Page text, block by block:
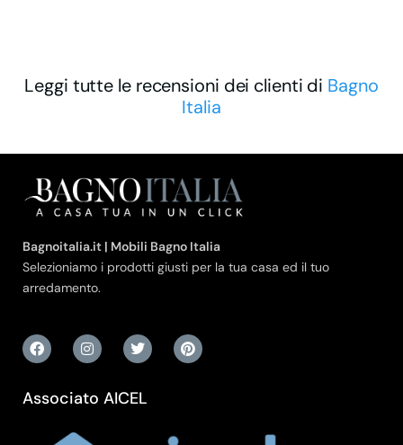
Leggi tutte le recensioni dei clienti di Bagno
Italia
Bagnoitalia.it | Mobili Bagno Italia
Selezioniamo i prodotti giusti per la tua casa ed il tuo
arredamento.
Associato AICEL